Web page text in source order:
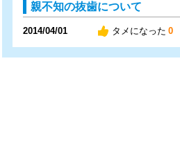
親不知の抜歯について
2014/04/01 タメになった 0